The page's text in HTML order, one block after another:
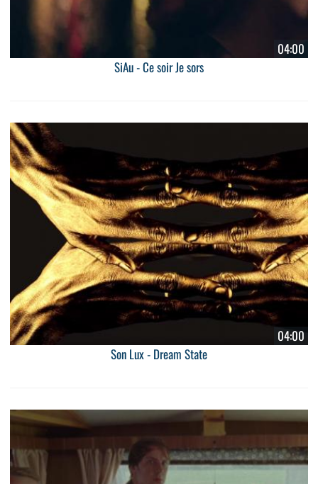
04:00
SiAu - Ce soir Je sors
04:00
Son Lux - Dream State